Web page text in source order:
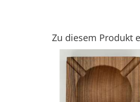
Zu diesem Produkt